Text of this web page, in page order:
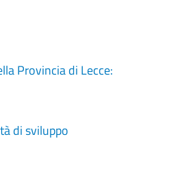
Provincia di Lecce:
di sviluppo